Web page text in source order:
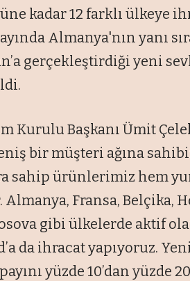
kadar 12 farklı ülkeye
Almanya'nın yanı
gerçekleştirdiği yeni
Kurulu Başkanı Ümit
bir müşteri ağına
sahip ürünlerimiz hem
Fransa, Belçika,
gibi ülkelerde aktif
da ihracat yapıyoruz.
yüzde 10’dan yüzde